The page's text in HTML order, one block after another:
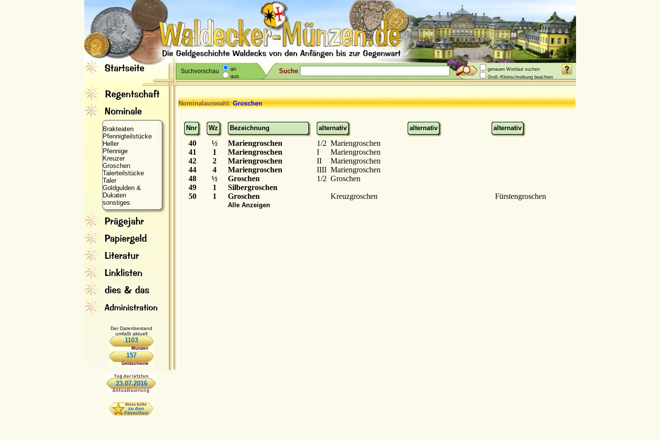
Suchvorschau
an
aus
Suche
genauen Wortlaut suchen
Groß-/Kleinschreibung beachten
Brakteaten
Pfennigteilstücke
Heller
Pfennige
Kreuzer
Groschen
Talerteilstücke
Taler
Goldgulden &
Dukaten
sonstiges
Der Datenbestand
umfaßt aktuell
1103
157
23.07.2016
Nominalauswahl:Groschen
Nnr Wz Bezeichnung alternativ alternativ alternativ
40 ½ Mariengroschen 1/2 Mariengroschen
41
1 Mariengroschen I
Mariengroschen
42
2 Mariengroschen II
Mariengroschen
44
4 Mariengroschen IIII Mariengroschen
48
½ Groschen 1/2 Groschen
49
1
Silbergroschen
50
1 Groschen Kreuzgroschen Fürstengroschen
Alle Anzeigen